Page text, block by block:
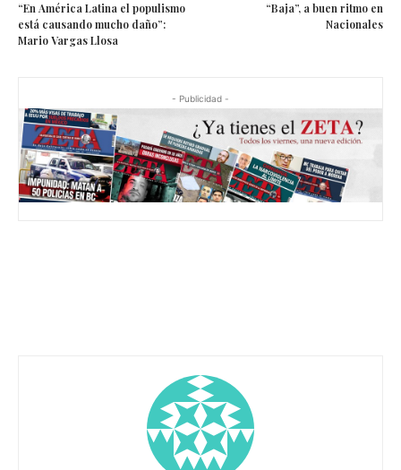
“En América Latina el populismo
está causando mucho daño”:
Mario Vargas Llosa
“Baja”, a buen ritmo en
Nacionales
- Publicidad -